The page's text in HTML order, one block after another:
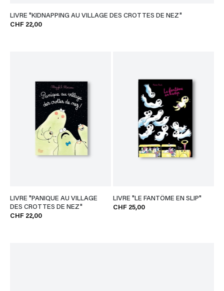
LIVRE "KIDNAPPING AU VILLAGE DES CROTTES DE NEZ"
CHF 22,00
LIVRE "PANIQUE AU VILLAGE
DES CROTTES DE NEZ"
CHF 22,00
LIVRE "LE FANTÔME EN SLIP"
CHF 25,00